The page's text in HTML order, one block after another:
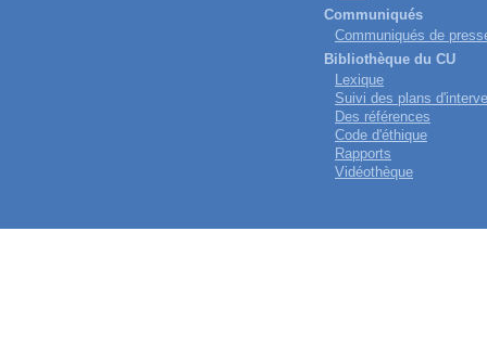
Communiqués
Communiqués de
Bibliothèque du CU
Lexique
Suivi des plans
Des références
Code d'éthique
Rapports
Vidéothèque